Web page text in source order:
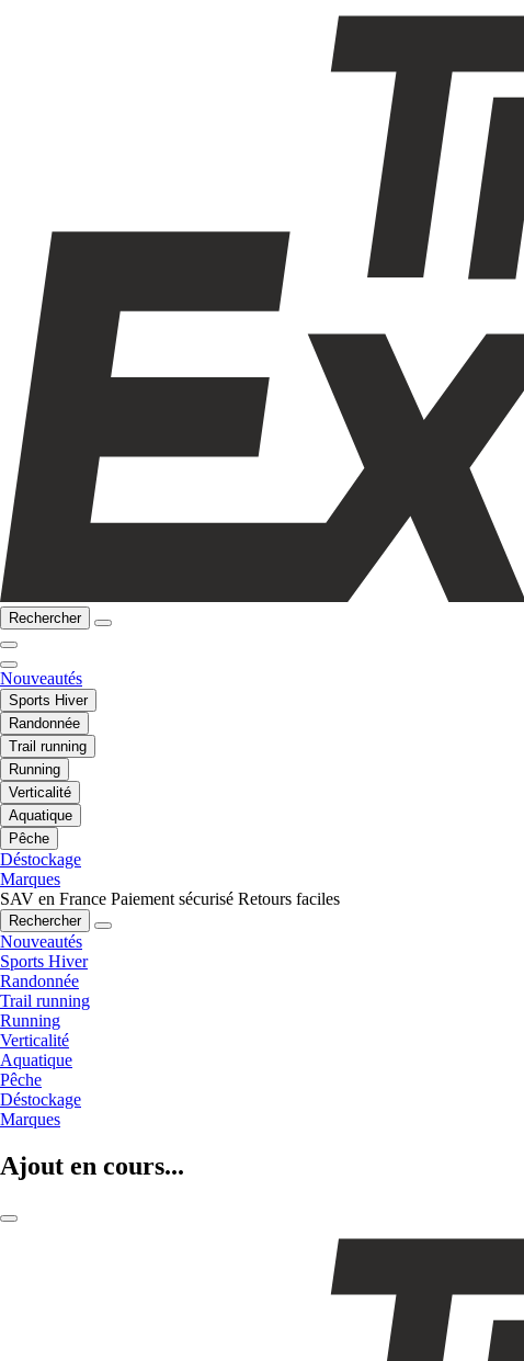
Rechercher
Nouveautés
Sports Hiver
Randonnée
Trail running
Running
Verticalité
Aquatique
Pêche
Déstockage
Marques
SAV en France Paiement sécurisé Retours faciles
Rechercher
Nouveautés
Sports Hiver
Randonnée
Trail running
Running
Verticalité
Aquatique
Pêche
Déstockage
Marques
Ajout en cours...